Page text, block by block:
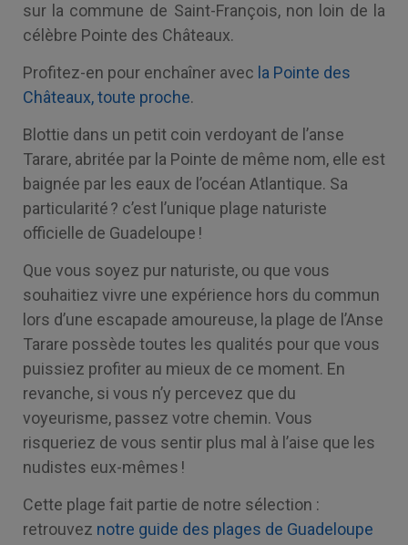
sur la commune de Saint-François, non loin de la
célèbre Pointe des Châteaux.
Profitez-en pour enchaîner avec la Pointe des
Châteaux, toute proche.
Blottie dans un petit coin verdoyant de l’anse
Tarare, abritée par la Pointe de même nom, elle est
baignée par les eaux de l’océan Atlantique. Sa
particularité ? c’est l’unique plage naturiste
officielle de Guadeloupe !
Que vous soyez pur naturiste, ou que vous
souhaitiez vivre une expérience hors du commun
lors d’une escapade amoureuse, la plage de l’Anse
Tarare possède toutes les qualités pour que vous
puissiez profiter au mieux de ce moment. En
revanche, si vous n’y percevez que du
voyeurisme, passez votre chemin. Vous
risqueriez de vous sentir plus mal à l’aise que les
nudistes eux-mêmes !
Cette plage fait partie de notre sélection :
retrouvez notre guide des plages de Guadeloupe